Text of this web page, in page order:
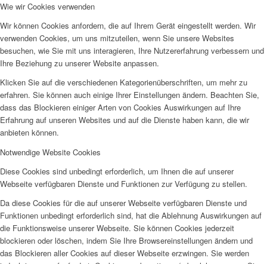
Wie wir Cookies verwenden
Wir können Cookies anfordern, die auf Ihrem Gerät eingestellt werden. Wir
verwenden Cookies, um uns mitzuteilen, wenn Sie unsere Websites
besuchen, wie Sie mit uns interagieren, Ihre Nutzererfahrung verbessern und
Ihre Beziehung zu unserer Website anpassen.
Klicken Sie auf die verschiedenen Kategorienüberschriften, um mehr zu
erfahren. Sie können auch einige Ihrer Einstellungen ändern. Beachten Sie,
dass das Blockieren einiger Arten von Cookies Auswirkungen auf Ihre
Erfahrung auf unseren Websites und auf die Dienste haben kann, die wir
anbieten können.
Notwendige Website Cookies
Diese Cookies sind unbedingt erforderlich, um Ihnen die auf unserer
Webseite verfügbaren Dienste und Funktionen zur Verfügung zu stellen.
Da diese Cookies für die auf unserer Webseite verfügbaren Dienste und
Funktionen unbedingt erforderlich sind, hat die Ablehnung Auswirkungen auf
die Funktionsweise unserer Webseite. Sie können Cookies jederzeit
blockieren oder löschen, indem Sie Ihre Browsereinstellungen ändern und
das Blockieren aller Cookies auf dieser Webseite erzwingen. Sie werden